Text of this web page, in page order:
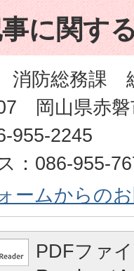
に関す
消防総務課
岡山県赤磐
955-2245
：086-955-
ームからの
PDFファ